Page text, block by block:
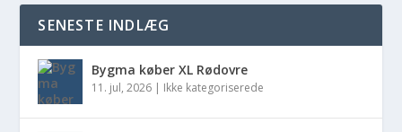
SENESTE INDLÆG
Bygma køber XL Rødovre
11. jul, 2026 | Ikke kategoriserede